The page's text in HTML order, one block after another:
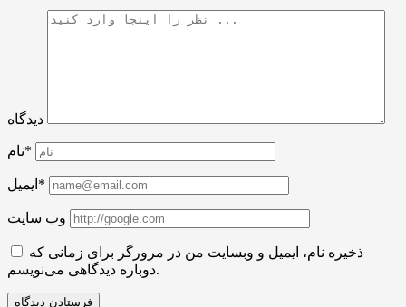
دیدگاه
نام*
ایمیل*
وب سایت
ذخیره نام، ایمیل و وبسایت من در مرورگر برای زمانی که
دوباره دیدگاهی می‌نویسم.